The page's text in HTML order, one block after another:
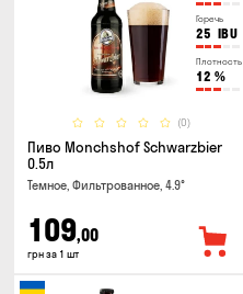
Горечь
25 IBU
Плотность
12 %
(0)
Пиво Monchshof Schwarzbier
0.5л
Темное, Фильтрованное, 4.9°
109,00
грн за 1 шт